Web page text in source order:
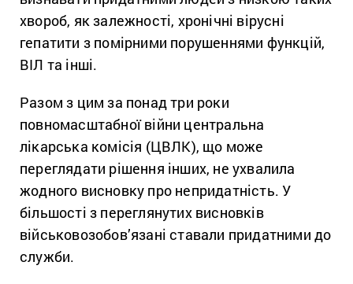
хвороб, як залежності, хронічні вірусні
гепатити з помірними порушеннями функцій,
ВІЛ та інші.
Разом з цим за понад три роки
повномасштабної війни центральна
лікарська комісія (ЦВЛК), що може
переглядати рішення інших, не ухвалила
жодного висновку про непридатність. У
більшості з переглянутих висновків
військовозобов’язані ставали придатними до
служби.